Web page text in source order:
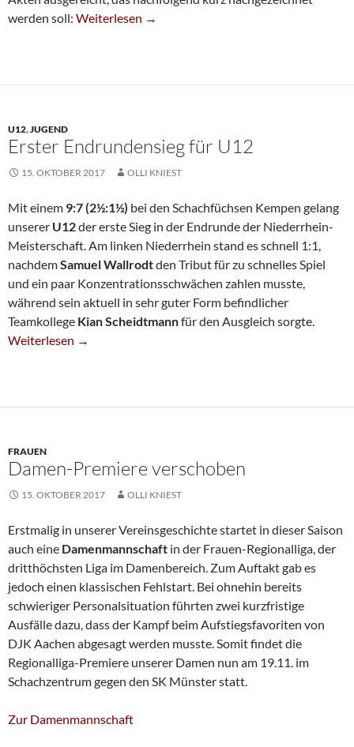
werden soll: Dritte Remisiert In Ratingen
Weiterlesen →
U12,JUGEND
Erster Endrundensieg für U12
15. OKTOBER 2017 OLLI KNIEST
Mit einem 9:7 (2½:1½) bei den Schachfüchsen Kempen gelang
unserer U12der erste Sieg in der Endrunde der Niederrhein-
Meisterschaft. Am linken Niederrhein stand es schnell 1:1,
nachdemSamuel Wallrodtden Tribut für zu schnelles Spiel
und ein paar Konzentrationsschwächen zahlen musste,
während sein aktuell in sehr guter Form befindlicher
Teamkollege Kian Scheidtmannfür den Ausgleich sorgte.
Erster Endrundensieg Für U12
Weiterlesen →
FRAUEN
Damen-Premiere verschoben
15. OKTOBER 2017 OLLI KNIEST
Erstmalig in unserer Vereinsgeschichte startet in dieser Saison
auch eine Damenmannschaft in der Frauen-Regionalliga, der
dritthöchsten Liga im Damenbereich. Zum Auftakt gab es
jedoch einen klassischen Fehlstart. Bei ohnehin bereits
schwieriger Personalsituation führten zwei kurzfristige
Ausfälle dazu, dass der Kampf beim Aufstiegsfavoriten von
DJK Aachen abgesagt werden musste. Somit findet die
Regionalliga-Premiere unserer Damen nun am 19.11. im
Schachzentrum gegen den SK Münster statt.
Zur Damenmannschaft